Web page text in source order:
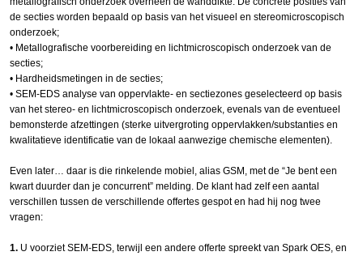
de secties worden bepaald op basis van het visueel en stereomicroscopisch
onderzoek;
•​ Metallografische voorbereiding en lichtmicroscopisch onderzoek van de
secties;
•​ Hardheidsmetingen in de secties;
•​ SEM-EDS analyse van oppervlakte- en sectiezones geselecteerd op basis
van het stereo- en lichtmicroscopisch onderzoek, evenals van de eventueel
bemonsterde afzettingen (sterke uitvergroting oppervlakken/substanties en
kwalitatieve identificatie van de lokaal aanwezige chemische elementen).
Even later… daar is die rinkelende mobiel, alias GSM, met de “Je bent een
kwart duurder dan je concurrent” melding. De klant had zelf een aantal
verschillen tussen de verschillende offertes gespot en had hij nog twee
vragen:
1. ​ U voorziet SEM-EDS, terwijl een andere offerte spreekt van Spark OES, en